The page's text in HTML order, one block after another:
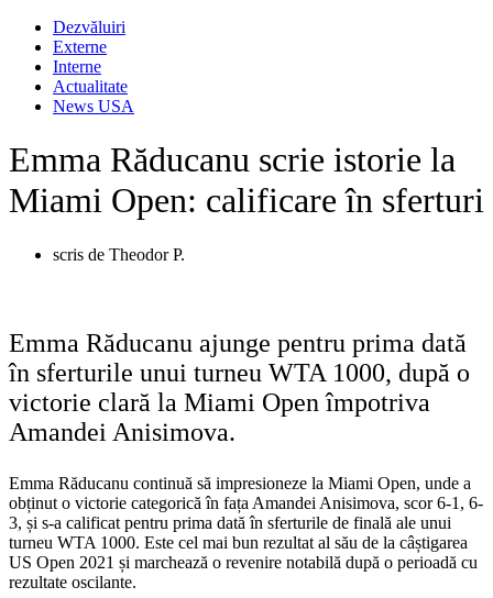
Dezvăluiri
Externe
Interne
Actualitate
News USA
Emma Răducanu scrie istorie la
Miami Open: calificare în sferturi
scris de Theodor P.
Emma Răducanu ajunge pentru prima dată
în sferturile unui turneu WTA 1000, după o
victorie clară la Miami Open împotriva
Amandei Anisimova.
Emma Răducanu continuă să impresioneze la Miami Open, unde a
obținut o victorie categorică în fața Amandei Anisimova, scor 6-1, 6-
3, și s-a calificat pentru prima dată în sferturile de finală ale unui
turneu WTA 1000. Este cel mai bun rezultat al său de la câștigarea
US Open 2021 și marchează o revenire notabilă după o perioadă cu
rezultate oscilante.